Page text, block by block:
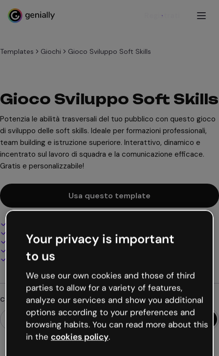
Registrati
Templates Giochi Gioco Sviluppo Soft Skills
Gioco Sviluppo Soft Skills
Potenzia le abilità trasversali del tuo pubblico con questo gioco
di sviluppo delle soft skills. Ideale per formazioni professionali,
team building e istruzione superiore. Interattivo, dinamico e
incentrato sul lavoro di squadra e la comunicazione efficace.
Gratis e personalizzabile!
Usa questo template
100% personalizzabile
Aggiungi audio, video e multimedia
Presenta, condividi o pubblica online
Scarica in PDF, MP4 e altri formati
Cerchi qualcosa di diverso?
Your privacy is important
to us
We use our own cookies and those of third
parties to allow for a variety of features,
analyze our services and show you additional
options according to your preferences and
browsing habits. You can read more about this
in the cookies policy.